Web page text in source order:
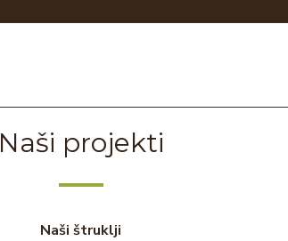
Naši projekti
Naši štruklji